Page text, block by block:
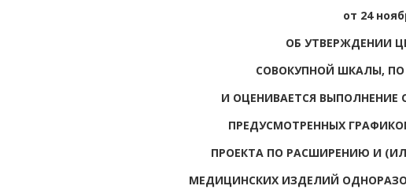
от 24
ОБ УТВЕРЖДЕНИИ
СОВОКУПНОЙ ШКАЛЫ,
И ОЦЕНИВАЕТСЯ
ПРЕДУСМОТРЕННЫХ
ПРОЕКТА ПО РАСШИРЕНИЮ И
МЕДИЦИНСКИХ ИЗДЕЛИЙ